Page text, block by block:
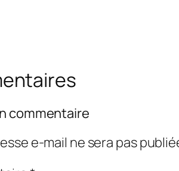
commentaire
e-mail ne sera pas